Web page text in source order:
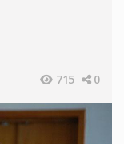
715 0